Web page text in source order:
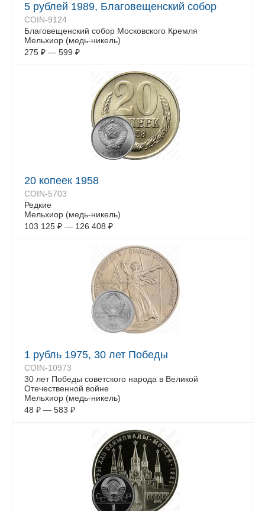
5 рублей 1989, Благовещенский собор
COIN-9124
Благовещенский собор Московского Кремля
Мельхиор (медь-никель)
275 ₽ — 599 ₽
20 копеек 1958
COIN-5703
Редкие
Мельхиор (медь-никель)
103 125 ₽ — 126 408 ₽
1 рубль 1975, 30 лет Победы
COIN-10973
30 лет Победы советского народа в Великой
Отечественной войне
Мельхиор (медь-никель)
48 ₽ — 583 ₽